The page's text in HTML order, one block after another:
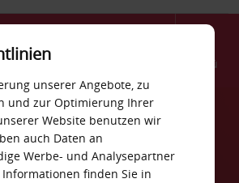
Menü
Cabo
unserer Angebote, zu
und zur Optimierung Ihrer
Website benutzen wir
auch Daten an
Werbe- und Analysepartner
finden Sie in